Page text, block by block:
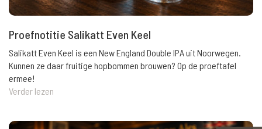
Proefnotitie Salikatt Even Keel
Salikatt Even Keel is een New England Double IPA uit Noorwegen.
Kunnen ze daar fruitige hopbommen brouwen? Op de proeftafel
ermee!
Verder lezen